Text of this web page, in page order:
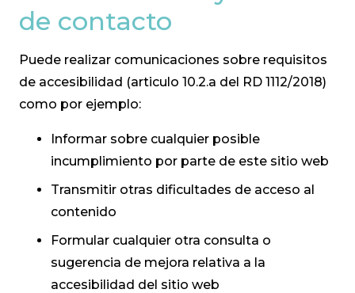
de contacto
Puede realizar comunicaciones sobre requisitos
de accesibilidad (articulo 10.2.a del RD 1112/2018)
como por ejemplo:
Informar sobre cualquier posible
incumplimiento por parte de este sitio web
Transmitir otras dificultades de acceso al
contenido
Formular cualquier otra consulta o
sugerencia de mejora relativa a la
accesibilidad del sitio web